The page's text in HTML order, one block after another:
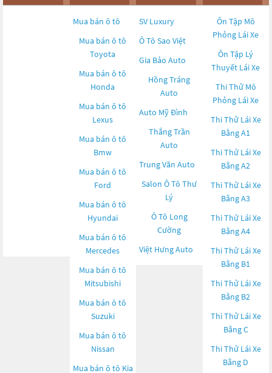
Mua bán ô tô
Mua bán ô tô
Toyota
Mua bán ô tô
Honda
Mua bán ô tô
Lexus
Mua bán ô tô
Bmw
Mua bán ô tô
Ford
Mua bán ô tô
Hyundai
Mua bán ô tô
Mercedes
Mua bán ô tô
Mitsubishi
Mua bán ô tô
Suzuki
Mua bán ô tô
Nissan
Mua bán ô tô Kia
SV Luxury
Ô Tô Sao Việt
Gia Bảo Auto
Hồng Tráng
Auto
Auto Mỹ Đình
Thắng Trần
Auto
Trung Văn Auto
Salon Ô Tô Thư
Lý
Ô Tô Long
Cường
Việt Hưng Auto
Ôn Tập Mô
Phỏng Lái Xe
Ôn Tập Lý
Thuyết Lái Xe
Thi Thử Mô
Phỏng Lái Xe
Thi Thử Lái Xe
Bằng A1
Thi Thử Lái Xe
Bằng A2
Thi Thử Lái Xe
Bằng A3
Thi Thử Lái Xe
Bằng A4
Thi Thử Lái Xe
Bằng B1
Thi Thử Lái Xe
Bằng B2
Thi Thử Lái Xe
Bằng C
Thi Thử Lái Xe
Bằng D